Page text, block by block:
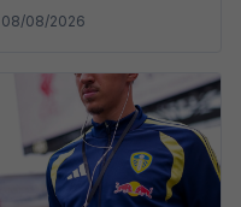
08/08/2026